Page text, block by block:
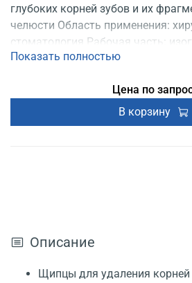
глубоких корней зубов и их
челюсти Область применения:
стоматология Рабочая часть:
мм Длина рабочей части: 55 мм
Показать полностью
Цена по
В корзину
Описание
Щипцы для удаления корней